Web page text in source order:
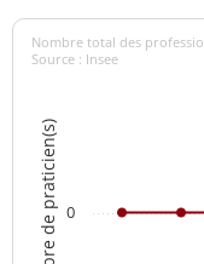
Nombre de praticien(s)
Nombre total des
Source : Insee
0